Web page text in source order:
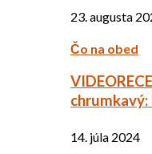
23. augusta
Čo na obed
14. júla 2024